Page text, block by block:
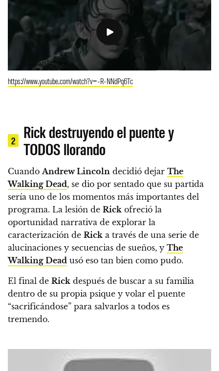
https://www.youtube.com/watch?v=-R-NNdPq6Tc
2
Rick destruyendo el puente y
TODOS llorando
Cuando Andrew Lincoln decidió dejar The
Walking Dead, se dio por sentado que su partida
sería uno de los momentos más importantes del
programa. La lesión de Rick ofreció la
oportunidad narrativa de explorar la
caracterización de Rick a través de una serie de
alucinaciones y secuencias de sueños, y The
Walking Dead usó eso tan bien como pudo.
El final de Rick después de buscar a su familia
dentro de su propia psique y volar el puente
“sacrificándose” para salvarlos a todos es
tremendo.